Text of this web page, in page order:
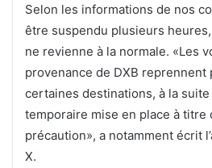
Selon les informations de nos
être suspendu plusieurs
ne revienne à la normale. «Les
provenance de DXB
certaines destinations, à la
temporaire mise en place à titre
précaution», a notamment écrit
X.